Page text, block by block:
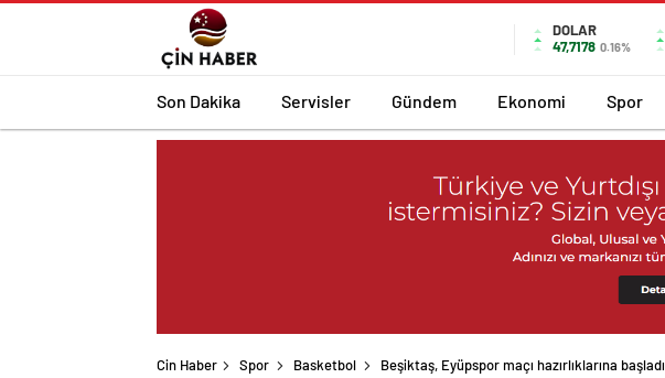
DOLAR
47,7178 0.16%
Son Dakika Servisler Gündem Ekonomi Spor
Cin Haber Spor Basketbol Beşiktaş, Eyüpspor maçı hazırlıklarına başladı